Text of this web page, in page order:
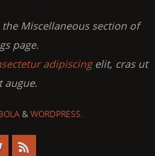
Miscellaneous section of
page.
adipiscingelit, cras ut
augue.
&WORDPRESS.